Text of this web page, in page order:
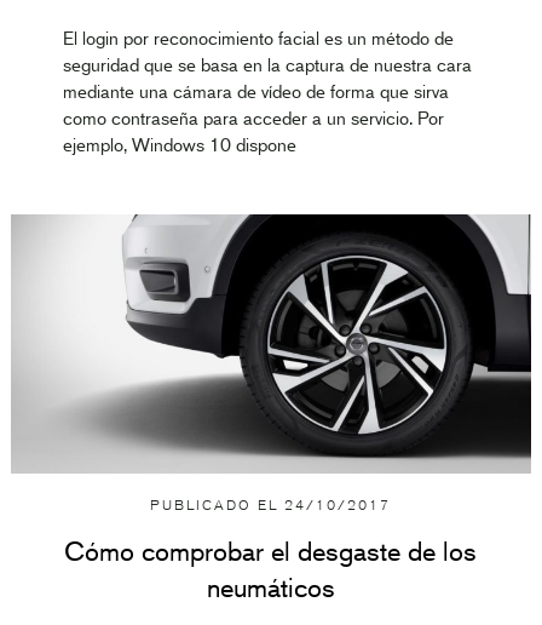
El login por reconocimiento facial es un método de
seguridad que se basa en la captura de nuestra cara
mediante una cámara de vídeo de forma que sirva
como contraseña para acceder a un servicio. Por
ejemplo, Windows 10 dispone
PUBLICADO EL24/10/2017
Cómo comprobar el desgaste de los
neumáticos